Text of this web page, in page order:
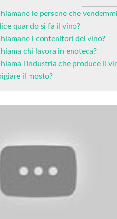
le persone che
quando si fa il vino?
i contenitori del vino?
chi lavora in enoteca?
l'industria che produce il
il mosto?